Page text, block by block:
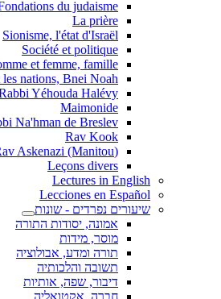
du judaisme
La prière
Sionisme, l'état d'Israël
Société et politique
et femme, famille
les nations, Bnei Noah
Yéhouda Halévy
Maimonide
Na'hman de Breslev
Rav Kook
(Rav Askenazi (Manitou
Leçons divers
Lectures in English
Lecciones en Español
שיעורים נפרדים - שונות
אמונה, יסודות התורה
מוסר, מידות
תורה ומדע, אבולוציה
תשובה והלכותיה
דיבור, שפה, אותיות
חברה, אקטואליה